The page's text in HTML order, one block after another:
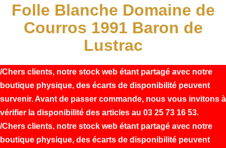
Folle Blanche Domaine de
Courros 1991 Baron de
Lustrac
Chers clients, notre stock web étant partagé avec notre
boutique physique, des écarts de disponibilité peuvent
survenir. Avant de passer commande, nous vous invitons à
vérifier la disponibilité des articles au 03 25 73 16 53.
Chers clients, notre stock web étant partagé avec notre
boutique physique, des écarts de disponibilité peuvent